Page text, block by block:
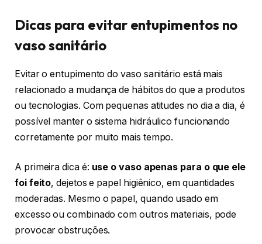
Dicas para evitar entupimentos no
vaso sanitário
Evitar o entupimento do vaso sanitário está mais
relacionado a mudança de hábitos do que a produtos
ou tecnologias. Com pequenas atitudes no dia a dia, é
possível manter o sistema hidráulico funcionando
corretamente por muito mais tempo.
A primeira dica é: use o vaso apenas para o que ele
foi feito, dejetos e papel higiênico, em quantidades
moderadas. Mesmo o papel, quando usado em
excesso ou combinado com outros materiais, pode
provocar obstruções.